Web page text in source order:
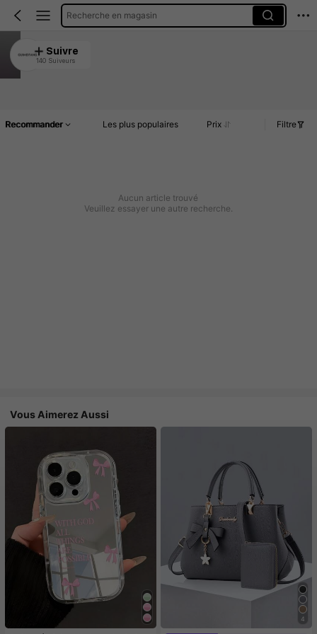
Recherche en magasin
GUIMEIFANG
4.89
Suivre
140 Suiveurs
Recommander Les plus populaires Prix Filtre
Aucun article trouvé
Veuillez essayer une autre recherche.
Vous Aimerez Aussi
4